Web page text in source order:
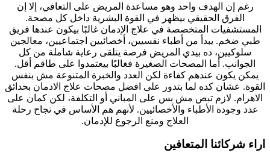
رغم إن الهدف واحد وهو مساعدة المريض على التعافي، إلا إن
الفرق الحقيقي بيظهر في القوة البشرية داخل كل مصحة.
المستشفيات المتخصصة في علاج الإدمان غالبًا بيكون عندها فريق
طبي ضخم. يبدأ من أطباء نفسيين، أخصائيين اجتماعيين، معالجين
سلوكيين، ده بيدي المريض فرصة يتلقى رعاية شاملة من كل
الجوانب. أما المصحات الصغيرة فغالبًا بيعتمدوا على طاقم أقل.
يمكن يكون عندهم كفاءة لكن العدد والخبرة المتنوعة مش بنفس
القوة. عشان كده لما بتدور على افضل مصحات علاج الادمان بحدائق
الاهرام. لازم تبص مش بس على المباني أو التكلفة، لكن كمان على
عدد وجودة الأطباء والأخصائيين. لأنهم هم الأساس في نجاح رحلة
العلاج ومنع الرجوع للإدمان.
اراء شركائنا المتعافين